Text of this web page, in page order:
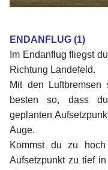
ENDANFLUG (1)
Im Endanflug fliegst
Richtung Landefeld.
Mit den
besten so, dass
geplanten
Auge.
Kommst du zu
Aufsetzpunkt zu tief